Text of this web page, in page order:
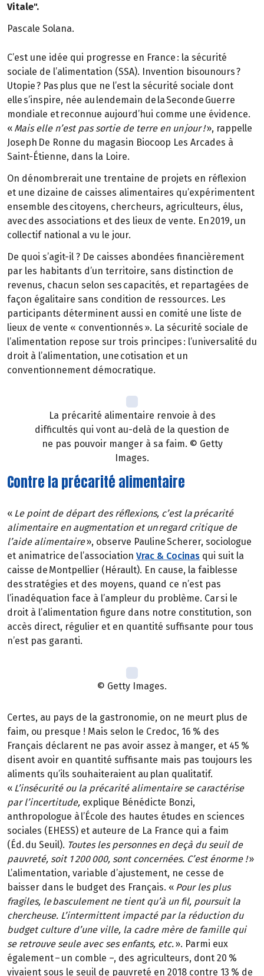
Vitale".
Pascale Solana.
C’est une idée qui progresse en France : la sécurité
sociale de l’alimentation (SSA). Invention bisounours ?
Utopie ? Pas plus que ne l’est la sécurité sociale dont
elle s’inspire, née au lendemain de la Seconde Guerre
mondiale et reconnue aujourd’hui comme une évidence.
« Mais elle n’est pas sortie de terre en un jour !», rappelle
Joseph De Ronne du magasin Biocoop Les Arcades à
Saint-Étienne, dans la Loire.
On dénombrerait une trentaine de projets en réflexion
et une dizaine de caisses alimentaires qu’expérimentent
ensemble des citoyens, chercheurs, agriculteurs, élus,
avec des associations et des lieux de vente. En 2019, un
collectif national a vu le jour.
De quoi s’agit-il ? De caisses abondées financièrement
par les habitants d’un territoire, sans distinction de
revenus, chacun selon ses capacités, et repartagées de
façon égalitaire sans condition de ressources. Les
participants déterminent aussi en comité une liste de
lieux de vente « conventionnés ». La sécurité sociale de
l’alimentation repose sur trois principes : l’universalité du
droit à l’alimentation, une cotisation et un
conventionnement démocratique.
La précarité alimentaire renvoie à des
difficultés qui vont au-delà de la question de
ne pas pouvoir manger à sa faim. © Getty
Images.
Contre la précarité alimentaire
« Le point de départ des réflexions, c’est la précarité
alimentaire en augmentation et un regard critique de
l’aide alimentaire», observe Pauline Scherer, sociologue
et animatrice de l’association Vrac & Cocinas qui suit la
caisse de Montpellier (Hérault). En cause, la faiblesse
des stratégies et des moyens, quand ce n’est pas
l’inadéquation face à l’ampleur du problème. Car si le
droit à l’alimentation figure dans notre constitution, son
accès direct, régulier et en quantité suffisante pour tous
n’est pas garanti.
© Getty Images.
Certes, au pays de la gastronomie, on ne meurt plus de
faim, ou presque ! Mais selon le Credoc, 16 % des
Français déclarent ne pas avoir assez à manger, et 45 %
disent avoir en quantité suffisante mais pas toujours les
aliments qu’ils souhaiteraient au plan qualitatif.
« L’insécurité ou la précarité alimentaire se caractérise
par l’incertitude, explique Bénédicte Bonzi,
anthropologue à l’École des hautes études en sciences
sociales (EHESS) et auteure de La France qui a faim
(Éd. du Seuil). Toutes les personnes en deçà du seuil de
pauvreté, soit 1 200 000, sont concernées. C’est énorme !»
L’alimentation, variable d’ajustement, ne cesse de
baisser dans le budget des Français. « Pour les plus
fragiles, le basculement ne tient qu’à un fil, poursuit la
chercheuse. L’intermittent impacté par la réduction du
budget culture d’une ville, la cadre mère de famille qui
se retrouve seule avec ses enfants, etc.». Parmi eux
également – un comble –, des agriculteurs, dont 20 %
vivaient sous le seuil de pauvreté en 2018 contre 13 % de